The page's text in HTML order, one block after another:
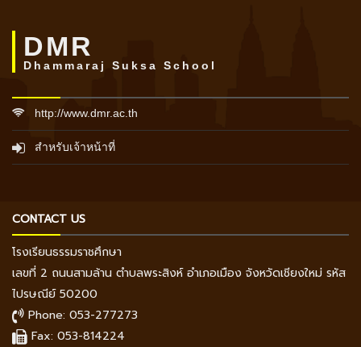
DMR
Dhammaraj Suksa School
http://www.dmr.ac.th
สำหรับเจ้าหน้าที่
CONTACT US
โรงเรียนธรรมราชศึกษา
เลขที่ 2 ถนนสามล้าน ตำบลพระสิงห์ อำเภอเมือง จังหวัดเชียงใหม่ รหัส
ไปรษณีย์ 50200
Phone: 053-277273
Fax: 053-814224